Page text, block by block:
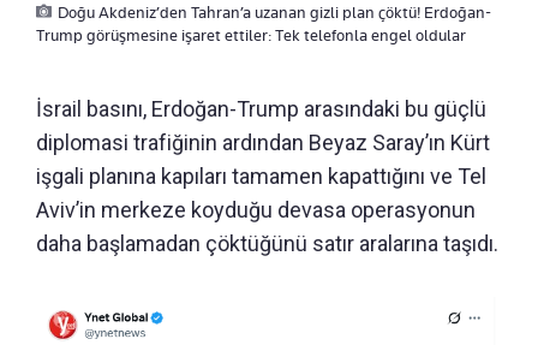
Doğu Akdeniz’den Tahran’a uzanan gizli plan çöktü! Erdoğan-
Trump görüşmesine işaret ettiler: Tek telefonla engel oldular
İsrail basını, Erdoğan-Trump arasındaki bu güçlü
diplomasi trafiğinin ardından Beyaz Saray’ın Kürt
işgali planına kapıları tamamen kapattığını ve Tel
Aviv’in merkeze koyduğu devasa operasyonun
daha başlamadan çöktüğünü satır aralarına taşıdı.